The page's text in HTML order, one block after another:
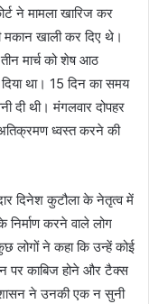
ने मामला खारिज कर
मकान खाली कर दिए थे।
मार्च को शेष आठ
था। 15 दिन का समय
दी थी। मंगलवार दोपहर
ध्वस्त करने की
दिनेश कुटौला के नेतृत्व में
करने वाले लोग
लोगों ने कहा कि उन्हें कोई
पर काबिज होने और टैक्स
ने उनकी एक न सुनी